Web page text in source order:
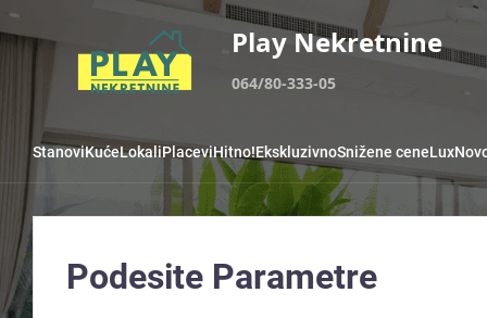
Play Nekretnine
064/80-333-05
StanoviKućeLokaliPlaceviHitno!EkskluzivnoSnižene ceneLux
Podesite Parametre